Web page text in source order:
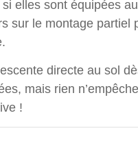
elles sont équipées
sur le montage
directe au sol
mais rien
!